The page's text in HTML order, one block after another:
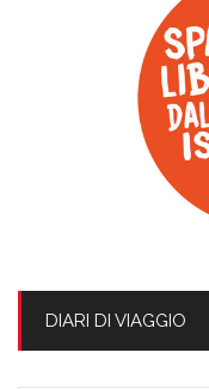
DIARI DI VIAGGIO